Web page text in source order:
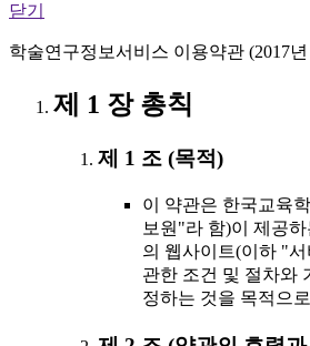
닫기
학술연구정보서비스 이용약관 (2017
제 1 장 총칙
제 1 조 (목적)
이 약관은 한국교육
보원"라 함)이 제공
의 웹사이트(이하 "
관한 조건 및 절차와
정하는 것을 목적으